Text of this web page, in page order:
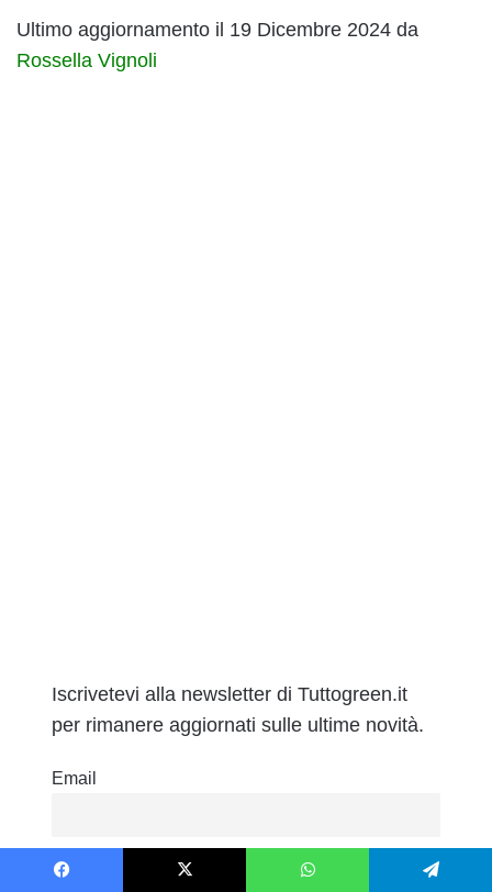
Ultimo aggiornamento il 19 Dicembre 2024 da
Rossella Vignoli
Iscrivetevi alla newsletter di Tuttogreen.it
per rimanere aggiornati sulle ultime novità.
Email
Accetta la nostra Privacy Policy